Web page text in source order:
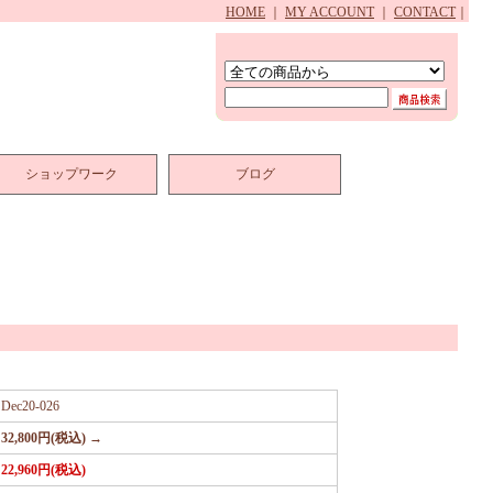
HOME MY ACCOUNT CONTACT
ショップワーク ブログ
Dec20-026
32,800円(税込) →
22,960円(税込)